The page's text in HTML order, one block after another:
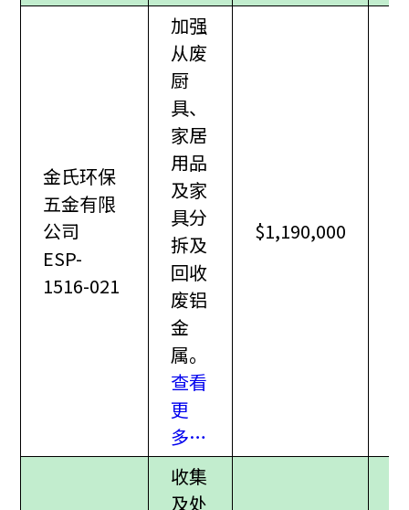
金氏环保
五金有限
公司
ESP-
1516-021
加强
从废
厨
具、
家居
用品
及家
具分
拆及
回收
废铝
金
属。
查看
更
多…
$1,190,000
收集
及处